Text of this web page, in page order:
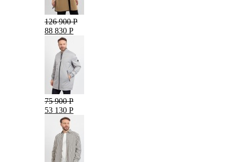
126 900 Р
88 830 Р
75 900 Р
53 130 Р